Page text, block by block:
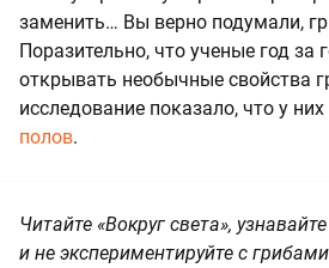
заменить… Вы верно подумали,
Поразительно, что ученые год
открывать необычные свойства
исследование показало, что у них
полов.
Читайте «Вокруг света»,
и не экспериментируйте с